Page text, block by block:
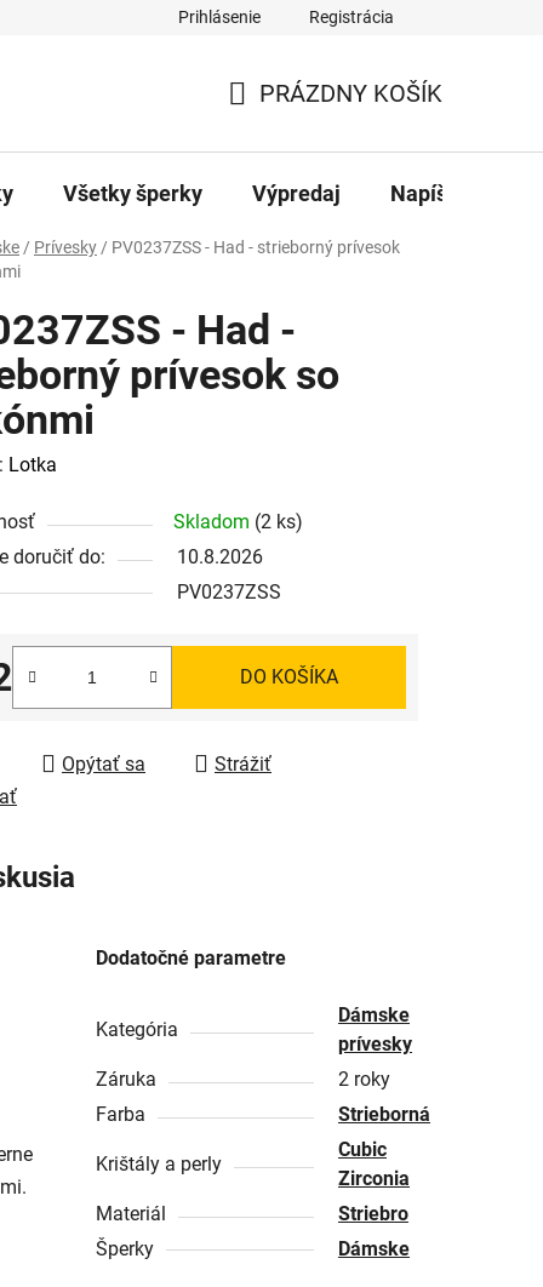
Prihlásenie Registrácia
KOŠÍK
PRÁZDNY KOŠÍK
Všetky šperky Výpredaj Napíšte nám
/ Prívesky / PV0237ZSS - Had - strieborný prívesok
- Had -
prívesok so
Lotka
Skladom (2 ks)
doručiť do:
10.8.2026
PV0237ZSS
cena:
DO KOŠÍKA
Opýtať sa
Strážiť
Dodatočné parametre
Kategória
Dámske
prívesky
Záruka
2 roky
Farba
Strieborná
Krištály a perly
Cubic
Zirconia
Materiál
Striebro
Šperky
Dámske